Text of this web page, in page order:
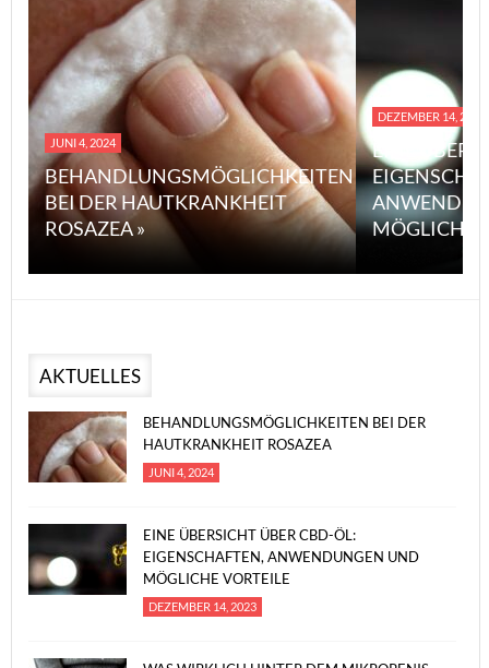
JUNI 4, 2024
BEHANDLUNGSMÖGLICHKEITEN
BEI DER HAUTKRANKHEIT
ROSAZEA »
DEZEMBER 14, 2023
EINE
MÖGLICHE
AKTUELLES
BEHANDLUNGSMÖGLICHKEITEN BEI DER
HAUTKRANKHEIT ROSAZEA
JUNI 4, 2024
EINE ÜBERSICHT ÜBER CBD-ÖL:
EIGENSCHAFTEN, ANWENDUNGEN UND
MÖGLICHE VORTEILE
DEZEMBER 14, 2023